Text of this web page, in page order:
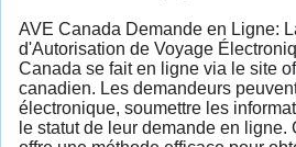
AVE Canada Demande en Ligne:
d'Autorisation de Voyage
Canada se fait en ligne via le site
canadien. Les demandeurs
électronique, soumettre les
le statut de leur demande en